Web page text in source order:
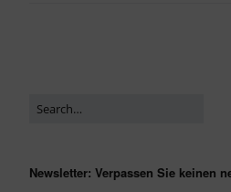
Newsletter: Verpassen Sie keinen